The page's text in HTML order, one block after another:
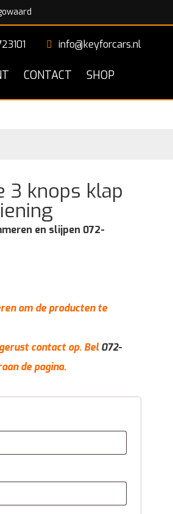
info@keyforcars.nl
CONTACT SHOP
3 knops klap
en slijpen 072-
om de producten te
contact op. Bel072-
de pagina.